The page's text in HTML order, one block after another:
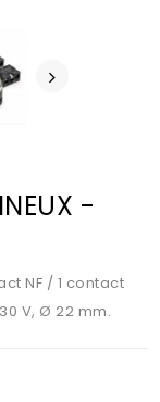
-
NF / 1 contact
V, Ø 22 mm.